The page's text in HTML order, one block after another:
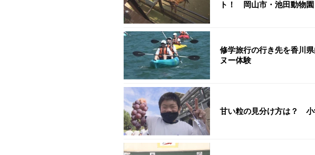
ト！ 岡山市・池田動物園
修学旅行の行き先を香川
ヌー体験
甘い粒の見分け方は？